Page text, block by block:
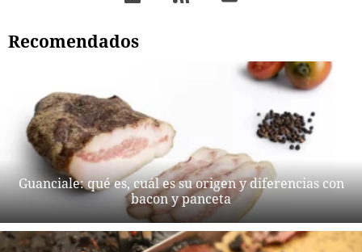
Recomendados
Guanciale: qué es, cuál es su origen y diferencias con
bacon y panceta